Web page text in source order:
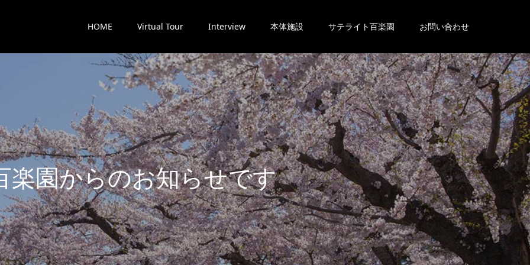
HOME Virtual Tour Interview 本体施設 サテライト百楽園 お問い合わせ
楽園からのお知らせです。